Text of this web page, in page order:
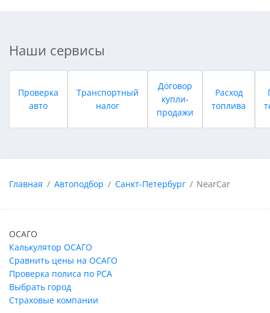
Наши сервисы
Проверка
авто
Транспортный
налог
Договор
купли-
продажи
Расход
топлива
Главная Автоподбор Санкт-Петербург NearCar
ОСАГО
Калькулятор ОСАГО
Сравнить цены на ОСАГО
Проверка полиса по РСА
Выбрать город
Страховые компании